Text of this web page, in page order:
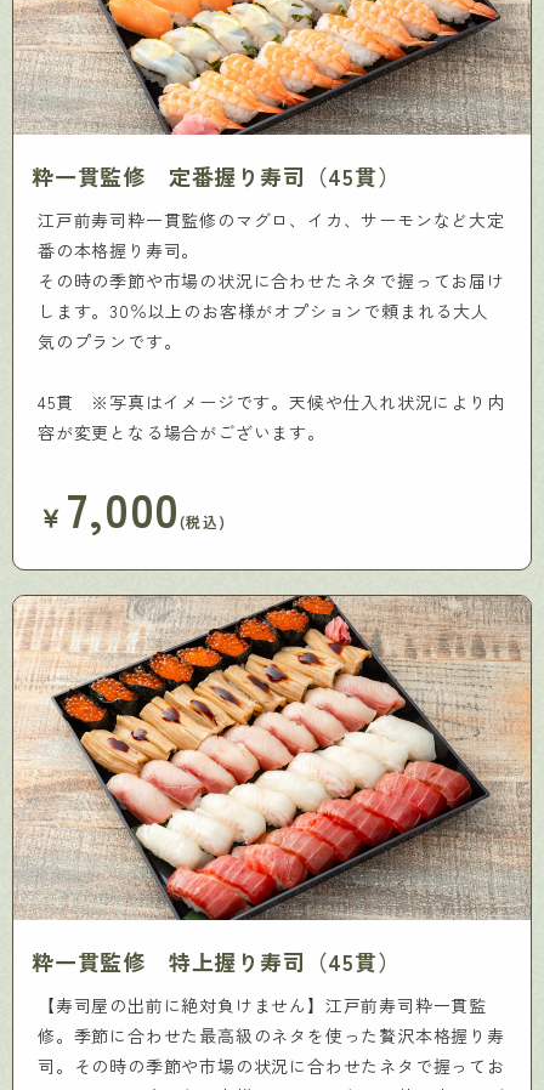
粋一貫監修 定番握り寿司（45貫）
江戸前寿司粋一貫監修のマグロ、イカ、サーモンなど大定
番の本格握り寿司。
その時の季節や市場の状況に合わせたネタで握ってお届け
します。30％以上のお客様がオプションで頼まれる大人
気のプランです。
45貫 ※写真はイメージです。天候や仕入れ状況により内
容が変更となる場合がございます。
￥ 7,000(税込)
粋一貫監修 特上握り寿司（45貫）
【寿司屋の出前に絶対負けません】江戸前寿司粋一貫監
修。季節に合わせた最高級のネタを使った贅沢本格握り寿
司。その時の季節や市場の状況に合わせたネタで握ってお